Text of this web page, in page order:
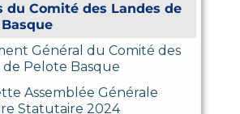
du Comité des Landes de
Général du Comité des
de Pelote Basque
Assemblée Générale
Statutaire 2024